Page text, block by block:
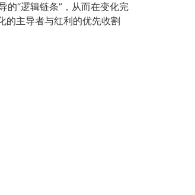
的“逻辑链条”，从而在变化完
的主导者与红利的优先收割